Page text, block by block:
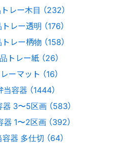
レー木目 （232）
レー透明 （176）
レー柄物 （158）
トレー紙 （26）
ーマット （16）
当容器 （1444）
3〜5区画 （583）
1〜2区画 （392）
器 多仕切 （64）